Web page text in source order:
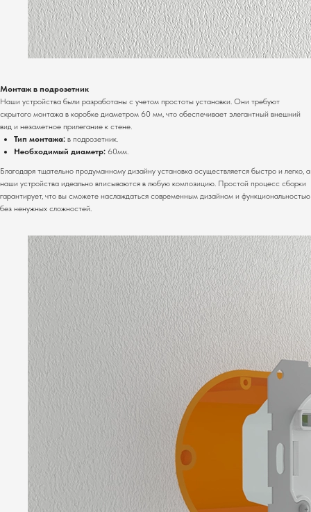
Монтаж в подрозетник
Наши устройства были разработаны с учетом простоты установки. Они требуют
скрытого монтажа в коробке диаметром 60 мм, что обеспечивает элегантный внешний
вид и незаметное прилегание к стене.
Тип монтажа: в подрозетник.
Необходимый диаметр: 60мм.
Благодаря тщательно продуманному дизайну установка осуществляется быстро и легко, а
наши устройства идеально вписываются в любую композицию. Простой процесс сборки
гарантирует, что вы сможете наслаждаться современным дизайном и функциональностью
без ненужных сложностей.